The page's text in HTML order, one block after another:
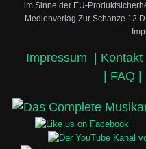
im Sinne der EU-
Medienverlag Zur Schanze 12
Impressum Kontakt |
FAQ |